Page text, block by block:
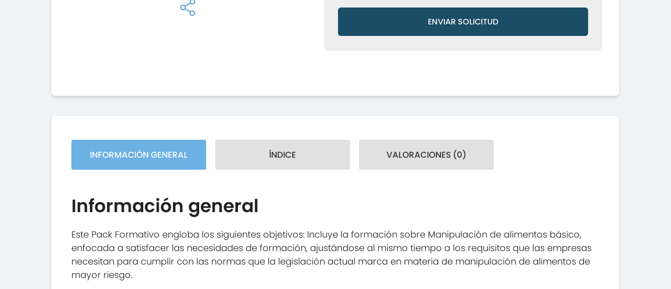
ENVIAR SOLICITUD
INFORMACIÓN GENERAL ÍNDICE VALORACIONES (0)
Información general
Este Pack Formativo engloba los siguientes objetivos: Incluye la formación sobre Manipulación de alimentos básico,
enfocada a satisfacer las necesidades de formación, ajustándose al mismo tiempo a los requisitos que las empresas
necesitan para cumplir con las normas que la legislación actual marca en materia de manipulación de alimentos de
mayor riesgo.